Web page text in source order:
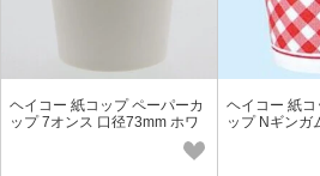
ヘイコー 紙コップ ペーパーカ
ップ 7オンス 口径73mm ホワ
ヘイコー 紙
ップ Nギンガ